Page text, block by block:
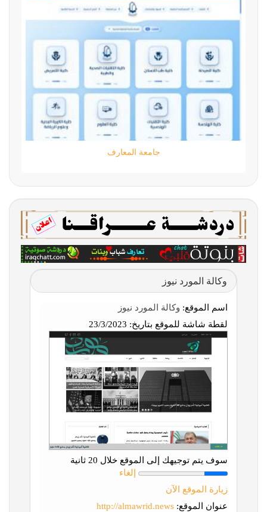
جامعة المعارف
وكالة المورد نيوز
اسم الموقع: وكالة المورد نيوز
لقطة شاشة للموقع بتاريخ:
سوف يتم توجيهك إلى الموقع خلال 20 ثانية
إلغاء
زيارة الموقع الآن
عنوان الموقع: http://almawrid.news